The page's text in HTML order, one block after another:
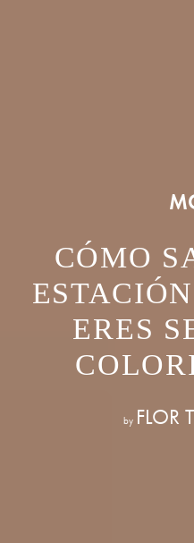
CÓMO
ERES
by FLOR